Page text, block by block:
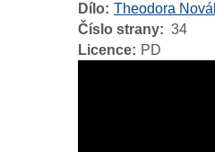
Dílo Theodora
Číslo strany
34
Licence
PD